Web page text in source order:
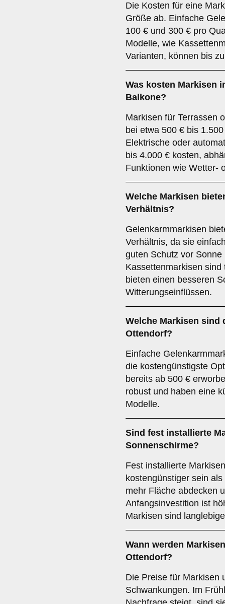
Die Kosten für eine
Größe ab. Einfache
100 € und 300 € pro
Modelle, wie
Varianten, können bis
Was kosten Markisen
Balkone?
Markisen für Terrassen
bei etwa 500 € bis
Elektrische oder
bis 4.000 € kosten,
Funktionen wie Wetter-
Welche Markisen
Verhältnis?
Gelenkarmmarkisen
Verhältnis, da sie
guten Schutz vor
Kassettenmarkisen
bieten einen besseren
Witterungseinflüssen.
Welche Markisen sind
Ottendorf?
Einfache
die kostengünstigste
bereits ab 500 €
robust und haben eine
Modelle.
Sind fest installierte
Sonnenschirme?
Fest installierte
kostengünstiger sein
mehr Fläche abdecken
Anfangsinvestition ist
Markisen sind
Wann werden
Ottendorf?
Die Preise für Markisen
Schwankungen. Im